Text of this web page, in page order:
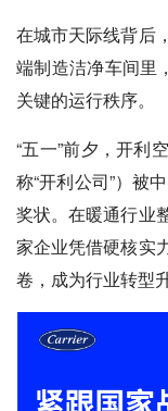
在城市天际线背后
端制造洁净车间里
关键的运行秩序。
“五一”前夕，开利
称“开利公司”）被
奖状。在暖通行业
家企业凭借硬核实
卷，成为行业转型